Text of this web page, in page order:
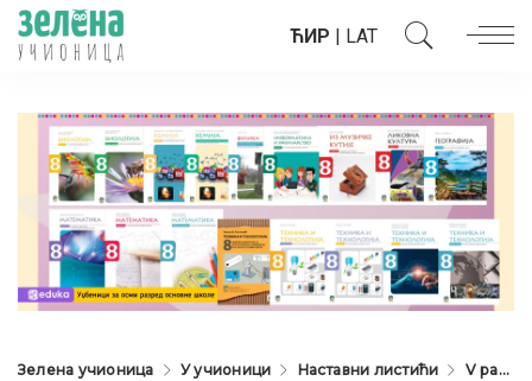
ЋИР | LAT
Зелена учионица У учионици Наставни листићи V разред